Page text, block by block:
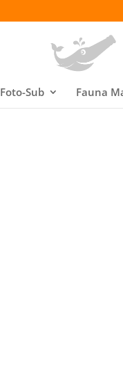
Foto-Sub Fauna